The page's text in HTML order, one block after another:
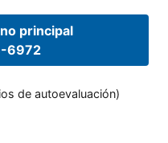
principal
6972
de autoevaluación)